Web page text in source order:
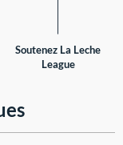
Soutenez La Leche
League